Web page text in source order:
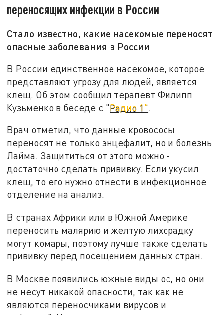
переносящих инфекции в России
Стало известно, какие насекомые переносят
опасные заболевания в России
В России единственное насекомое, которое
представляют угрозу для людей, является
клещ. Об этом сообщил терапевт Филипп
Кузьменко в беседе с "Радио 1".
Врач отметил, что данные кровососы
переносят не только энцефалит, но и болезнь
Лайма. Защититься от этого можно -
достаточно сделать прививку. Если укусил
клещ, то его нужно отнести в инфекционное
отделение на анализ.
В странах Африки или в Южной Америке
переносить малярию и желтую лихорадку
могут комары, поэтому лучше также сделать
прививку перед посещением данных стран.
В Москве появились южные виды ос, но они
не несут никакой опасности, так как не
являются переносчиками вирусов и